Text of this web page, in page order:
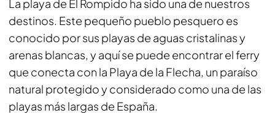
La playa de El Rompido ha sido una de nuestros
destinos. Este pequeño pueblo pesquero es
conocido por sus playas de aguas cristalinas y
arenas blancas, y aquí se puede encontrar el ferry
que conecta con la Playa de la Flecha, un paraíso
natural protegido y considerado como una de las
playas más largas de España.